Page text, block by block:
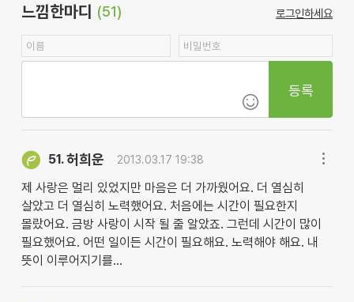
느낌한마디 (51) 로그인하세요
등록
51.허희운 2013.03.17 19:38
제 사랑은 멀리 있었지만 마음은 더 가까웠어요. 더 열심히
살았고 더 열심히 노력했어요. 처음에는 시간이 필요한지
몰랐어요. 금방 사랑이 시작 될 줄 알았죠. 그런데 시간이 많이
필요했어요. 어떤 일이든 시간이 필요해요. 노력해야 해요. 내
뜻이 이루어지기를...